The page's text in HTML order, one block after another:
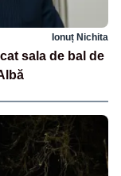
Ionuț Nichita
sala de bal de